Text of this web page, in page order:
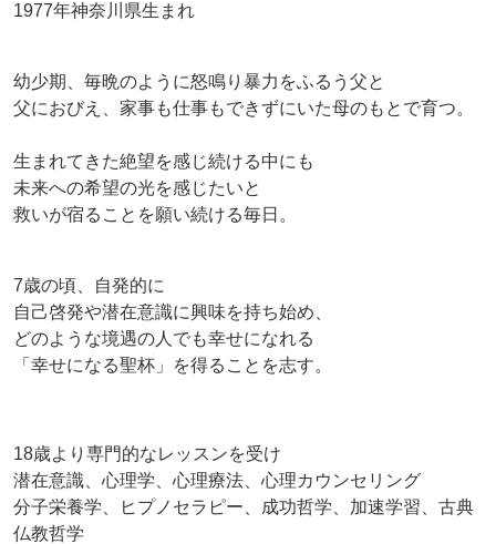
1977年神奈川県生まれ
幼少期、毎晩のように怒鳴り暴力をふるう父と
父におびえ、家事も仕事もできずにいた母のもとで育つ。
生まれてきた絶望を感じ続ける中にも
未来への希望の光を感じたいと
救いが宿ることを願い続ける毎日。
7歳の頃、自発的に
自己啓発や潜在意識に興味を持ち始め、
どのような境遇の人でも幸せになれる
「幸せになる聖杯」を得ることを志す。
18歳より専門的なレッスンを受け
潜在意識、心理学、心理療法、心理カウンセリング
分子栄養学、ヒプノセラピー、成功哲学、加速学習、古典
仏教哲学